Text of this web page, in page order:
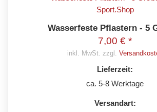
Wasserfeste Pflastern - 5
7,00 € *
inkl. MwSt. zzgl.
Lieferzeit:
ca. 5-8 Werktage
Versandart: